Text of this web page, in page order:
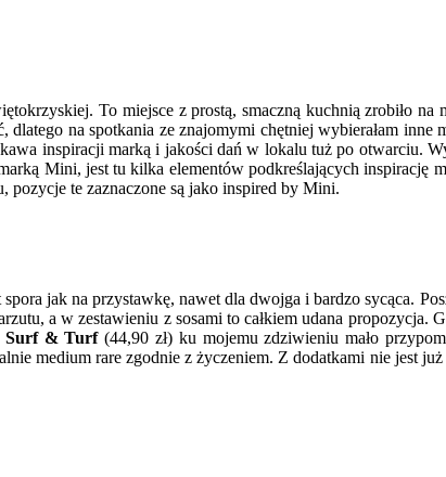
To miejsce z prostą, smaczną kuchnią zrobiło
dlatego na spotkania ze znajomymi chętniej wybierałam
inspiracji marką i jakości dań w lokalu tuż po otwarciu.
Mini, jest tu kilka elementów podkreślających inspirację
pozycje te zaznaczone są jako inspired by Mini.
jak na przystawkę, nawet dla dwojga i bardzo sycąca.
a w zestawieniu z sosami to całkiem udana propozycja.
Surf & Turf(44,90 zł) ku mojemu zdziwieniu mało
medium rare zgodnie z życzeniem. Z dodatkami nie jest